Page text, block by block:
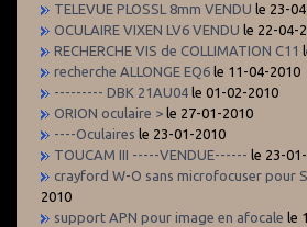
TELEVUE PLOSSL 8mm VENDU le 23-
OCULAIRE VIXEN LV6 VENDU le 22-04-
RECHERCHE VIS de COLLIMATION C11
recherche ALLONGE EQ6 le 11-04-2010
--------- DBK 21AU04 le 01-02-2010
ORION oculaire > le 27-01-2010
----Oculaires le 23-01-2010
TOUCAM III -----VENDUE------ le 23-
crayford W-O sans microfocuser pour
2010
support APN pour image en afocale le